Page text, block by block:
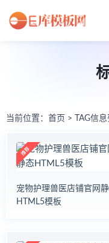
当前位置： 首页 > TAG信
宠物护理兽医店铺官网
HTML5模板